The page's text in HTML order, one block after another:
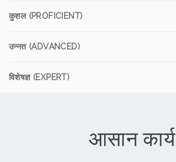
कुशल (PROFICIENT)
उन्नत (ADVANCED)
विशेषज्ञ (EXPERT)
आसान कार्य